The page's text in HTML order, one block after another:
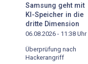
Samsung geht mit
KI-Speicher in die
dritte Dimension
06.08.2026 - 11:38 Uhr
Überprüfung nach
Hackerangriff